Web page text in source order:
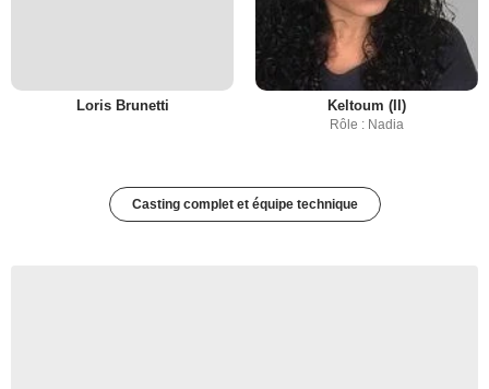
Loris Brunetti Keltoum (II)
Rôle : Nadia
Casting complet et équipe technique